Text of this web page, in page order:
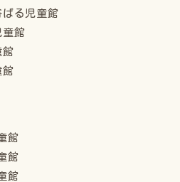
る児童館
館
館
館
館
館
館